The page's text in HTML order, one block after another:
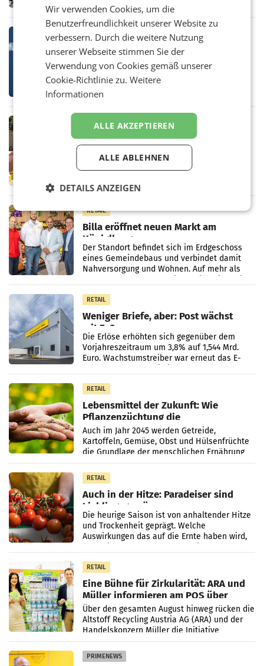
wettbewerbsfähig bleiben kann, war Thema
eines Treffens zwischen Staatssekretärin
Elisabeth
MARKETING & MEDIA
Studie zur Medienpräsenz: Wie
Österreichs ATX-Unternehmen
international wahrgenommen
werden
Österreichs börsennotierte Unternehmen
Eine neue internationale
weltweite Berichterstattung über
RETAIL
Stibitzer inszeniert Spritz-Party in
Eine inszenierte Lkw-Panne mit einem
Lieferwagen und hunderten herausfallenden
Passanten wurden gebeten, beim Aufräumen
RETAIL
Billa eröffnet neuen Markt am
Küniglberg
Der Standort befindet sich im Erdgeschoss
eines Gemeindebaus und verbindet damit
Nahversorgung und Wohnen. Auf mehr als
RETAIL
Weniger Briefe, aber: Post wächst
mit E-Commerce
Die Erlöse erhöhten sich gegenüber dem
Vorjahreszeitraum um 3,8% auf 1,544 Mrd.
Euro. Wachstumstreiber war erneut das E-
RETAIL
Lebensmittel der Zukunft: Wie
Pflanzenzüchtung die
Ernährungssicherheit sichert
Auch im Jahr 2045 werden Getreide,
Kartoffeln, Gemüse, Obst und Hülsenfrüchte
die Grundlage der menschlichen Ernährung
bilden. Allerdings verändern sich die
Eigenschaften der Pflanzen
RETAIL
Auch in der Hitze: Paradeiser sind
Lieblingsgemüse
Die heurige Saison ist von anhaltender Hitze
und Trockenheit geprägt. Welche
Auswirkungen das auf die Ernte haben wird,
RETAIL
Eine Bühne für Zirkularität: ARA und
Müller informieren am POS über
Kreislauffähigkeit
Über den gesamten August hinweg rücken die
Altstoff Recycling Austria AG (ARA) und der
Handelskonzern Müller die Initiative
„Kreislauf-Helden“ in allen österreichischen
Müller-Filialen
PRIMENEWS
Wir verwenden Cookies, um die
Benutzerfreundlichkeit unserer Website zu
verbessern. Durch die weitere Nutzung
unserer Webseite stimmen Sie der
Verwendung von Cookies gemäß unserer
Cookie-Richtlinie zu.Weitere
Informationen
ALLE AKZEPTIEREN
ALLE ABLEHNEN
DETAILS ANZEIGEN